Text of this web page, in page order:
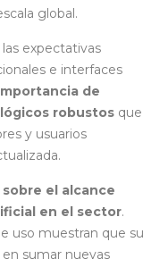
global.
expectativas
e interfaces
de
robustos que
y usuarios
el alcance
en el sector.
uso muestran que su
sumar nuevas